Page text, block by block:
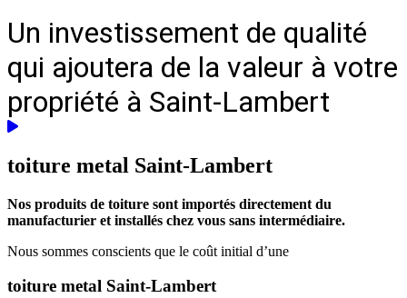
Un investissement de qualité
qui ajoutera de la valeur à votre
propriété à Saint-Lambert
toiture metal Saint-Lambert
Nos produits de toiture sont importés directement du
manufacturier et installés chez vous sans intermédiaire.
Nous sommes conscients que le coût initial d’une
toiture metal Saint-Lambert